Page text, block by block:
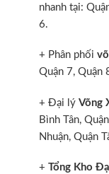
nhanh tại:
6.
+ Phân phối
Quận 7, Quận
+ Đại lý Võng
Bình Tân,
Nhuận, Quận
+ Tổng Kho